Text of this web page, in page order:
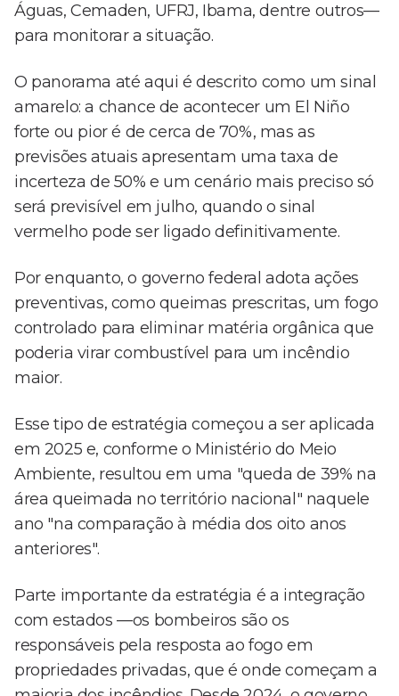
Águas, Cemaden, UFRJ, Ibama, dentre outros—
para monitorar a situação.
O panorama até aqui é descrito como um sinal
amarelo: a chance de acontecer um El Niño
forte ou pior é de cerca de 70%, mas as
previsões atuais apresentam uma taxa de
incerteza de 50% e um cenário mais preciso só
será previsível em julho, quando o sinal
vermelho pode ser ligado definitivamente.
Por enquanto, o governo federal adota ações
preventivas, como queimas prescritas, um fogo
controlado para eliminar matéria orgânica que
poderia virar combustível para um incêndio
maior.
Esse tipo de estratégia começou a ser aplicada
em 2025 e, conforme o Ministério do Meio
Ambiente, resultou em uma "queda de 39% na
área queimada no território nacional" naquele
ano "na comparação à média dos oito anos
anteriores".
Parte importante da estratégia é a integração
com estados —os bombeiros são os
responsáveis pela resposta ao fogo em
propriedades privadas, que é onde começam a